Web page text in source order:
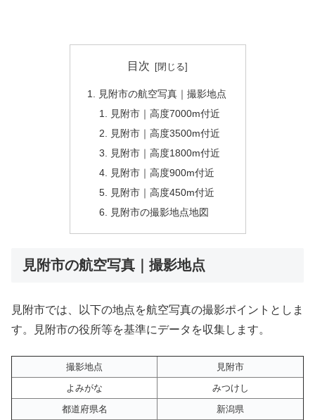
目次
見附市の航空写真｜撮影地点
見附市｜高度7000m付近
見附市｜高度3500m付近
見附市｜高度1800m付近
見附市｜高度900m付近
見附市｜高度450m付近
見附市の撮影地点地図
見附市の航空写真｜撮影地点
見附市では、以下の地点を航空写真の撮影ポイントとしま
す。見附市の役所等を基準にデータを収集します。
撮影地点
見附市
よみがな
みつけし
都道府県名
新潟県